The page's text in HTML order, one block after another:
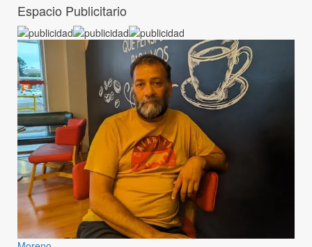
Espacio Publicitario